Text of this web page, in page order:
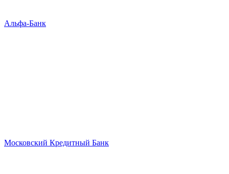
Альфа-Банк
Московский Кредитный Банк